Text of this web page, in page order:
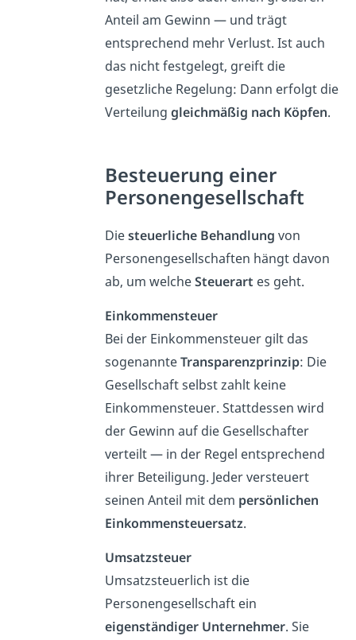
Anteil am Gewinn — und trägt
entsprechend mehr Verlust. Ist auch
das nicht festgelegt, greift die
gesetzliche Regelung: Dann erfolgt die
Verteilunggleichmäßig nach Köpfen.
Besteuerung einer
Personengesellschaft
Diesteuerliche Behandlung von
Personengesellschaften hängt davon
ab, um welcheSteuerart es geht.
Einkommensteuer
Bei der Einkommensteuer gilt das
sogenannteTransparenzprinzip: Die
Gesellschaft selbst zahlt keine
Einkommensteuer. Stattdessen wird
der Gewinn auf die Gesellschafter
verteilt — in der Regel entsprechend
ihrer Beteiligung. Jeder versteuert
seinen Anteil mit dem persönlichen
Einkommensteuersatz.
Umsatzsteuer
Umsatzsteuerlich ist die
Personengesellschaft ein
eigenständiger Unternehmer. Sie